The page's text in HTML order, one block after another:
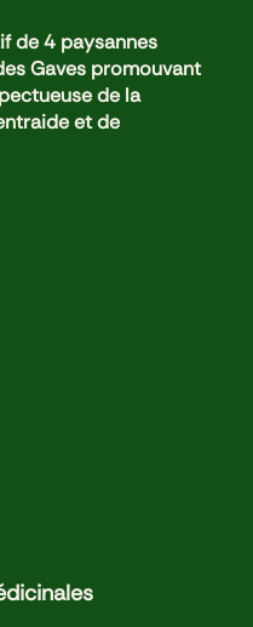
de 4 paysannes
Gaves promouvant
de la
et de